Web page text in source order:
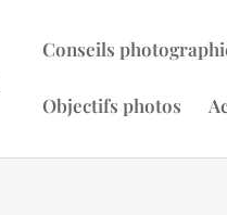
Conseils
Objectifs photos